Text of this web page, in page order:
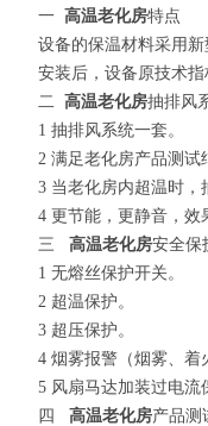
一 高温老化房特点
设备的保温材料采用
安装后，设备原技术
二 高温老化房抽排风
1 抽排风系统一套。
2 满足老化房产品测试
3 当老化房内超温时，
4 更节能，更静音，效
三 高温老化房安全保
1 无熔丝保护开关。
2 超温保护。
3 超压保护。
4 烟雾报警（烟雾、着
5 风扇马达加装过电流
四 高温老化房产品测